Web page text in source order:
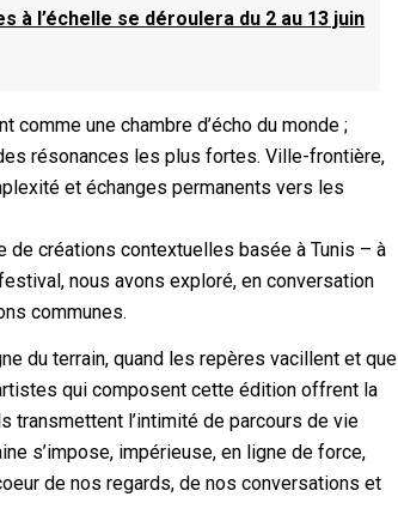
à l’échelle se déroulera du 2 au 13 juin
comme une chambre d’écho du monde ;
résonances les plus fortes. Ville-frontière,
et échanges permanents vers les
de créations contextuelles basée à Tunis – à
nous avons exploré, en conversation
communes.
du terrain, quand les repères vacillent et que
qui composent cette édition offrent la
l’intimité de parcours de vie
s’impose, impérieuse, en ligne de force,
de nos regards, de nos conversations et